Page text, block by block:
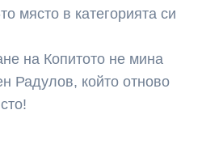
място в категорията си
на Копитото не мина
Радулов, който отново